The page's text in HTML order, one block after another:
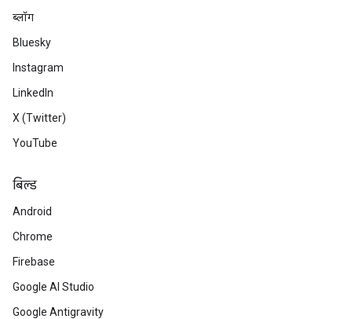
ब्लॉग
Bluesky
Instagram
LinkedIn
X (Twitter)
YouTube
बिल्ड
Android
Chrome
Firebase
Google AI Studio
Google Antigravity